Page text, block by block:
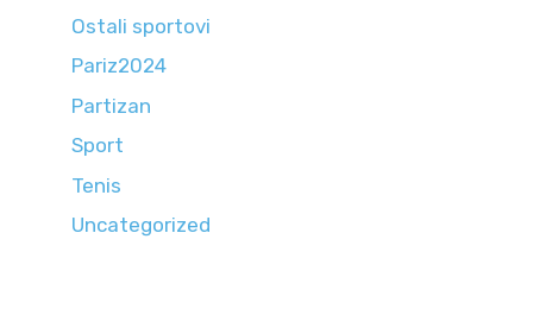
Ostali sportovi
Pariz2024
Partizan
Sport
Tenis
Uncategorized